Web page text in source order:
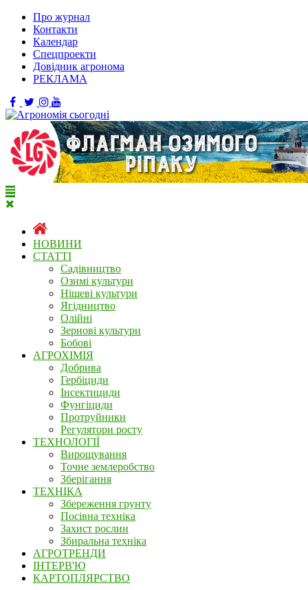
Про журнал
Контакти
Календар
Спецпроекти
Довідник агронома
РЕКЛАМА
НОВИНИ
СТАТТІ
Садівництво
Озимі культури
Нішеві культури
Ягідництво
Олійні
Зернові культури
Бобові
АГРОХІМІЯ
Добрива
Гербіциди
Інсектициди
Фунгіциди
Протруйники
Регулятори росту
ТЕХНОЛОГІЇ
Вирощування
Точне землеробство
Зберігання
ТЕХНІКА
Збереження грунту
Посівна техніка
Захист рослин
Збиральна техніка
АГРОТРЕНДИ
ІНТЕРВ'Ю
КАРТОПЛЯРСТВО